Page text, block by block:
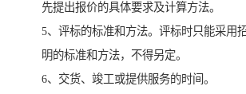
先提出报价的具体要求及计算方法。
5、评标的标准和方法。评标时只能采用
明的标准和方法，不得另定。
6、交货、竣工或提供服务的时间。